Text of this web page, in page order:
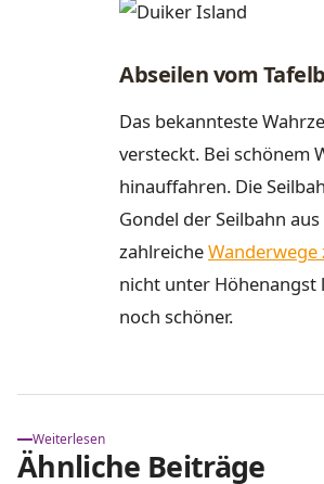
Abseilen vom
Das bekannteste
versteckt. Bei schönem
hinauffahren. Die
Gondel der Seilbahn
zahlreicheWanderwege
nicht unter Höhenangst
noch schöner.
Weiterlesen
Ähnliche Beiträge